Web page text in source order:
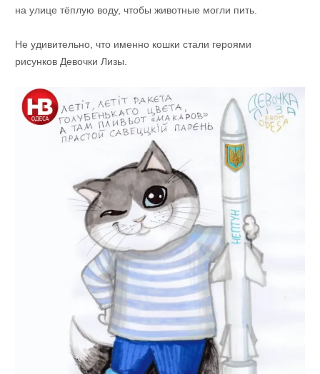
на улице тёплую воду, чтобы животные могли пить.
Не удивительно, что именно кошки стали героями
рисунков Девочки Лизы.